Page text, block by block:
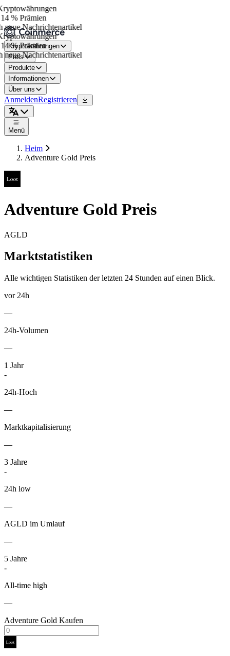
% Prämien
Nachrichtenartikel
% Prämien
Nachrichtenartikel
Kryptowährungen
Preis
Produkte
Informationen
Über uns
AnmeldenRegistrieren
Menü
Heim
Adventure Gold Preis
Adventure Gold Preis
AGLD
Marktstatistiken
Alle wichtigen Statistiken der letzten 24 Stunden auf einen Blick.
vor 24h
—
24h-Volumen
—
1 Jahr
-
24h-Hoch
—
Marktkapitalisierung
—
3 Jahre
-
24h low
—
AGLD im Umlauf
—
5 Jahre
-
All-time high
—
Adventure Gold Kaufen